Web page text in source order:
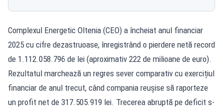
Complexul Energetic Oltenia (CEO) a încheiat anul financiar
2025 cu cifre dezastruoase, înregistrând o pierdere netă record
de 1.112.058.796 de lei (aproximativ 222 de milioane de euro).
Rezultatul marchează un regres sever comparativ cu exercițiul
financiar de anul trecut, când compania reușise să raporteze
un profit net de 317.505.919 lei. Trecerea abruptă pe deficit s-